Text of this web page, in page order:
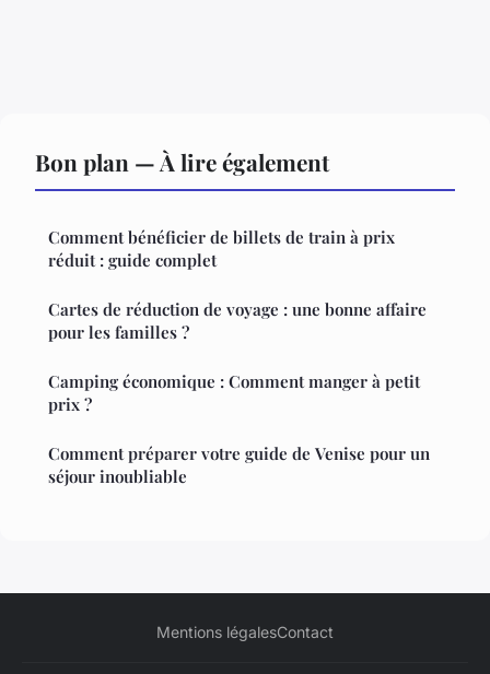
Bon plan — À lire également
Comment bénéficier de billets de train à prix
réduit : guide complet
Cartes de réduction de voyage : une bonne affaire
pour les familles ?
Camping économique : Comment manger à petit
prix ?
Comment préparer votre guide de Venise pour un
séjour inoubliable
Mentions légalesContact